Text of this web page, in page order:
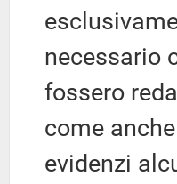
necessario
fossero
come
evidenzi